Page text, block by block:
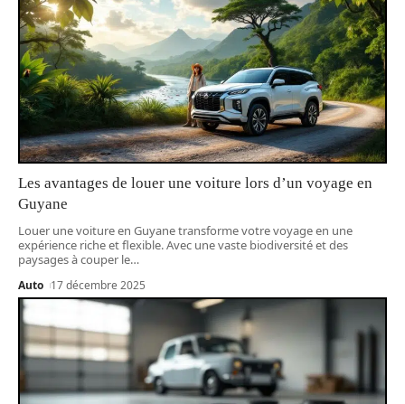
Les avantages de louer une voiture lors d’un voyage en
Guyane
Louer une voiture en Guyane transforme votre voyage en une
expérience riche et flexible. Avec une vaste biodiversité et des
paysages à couper le…
Auto 17 décembre 2025